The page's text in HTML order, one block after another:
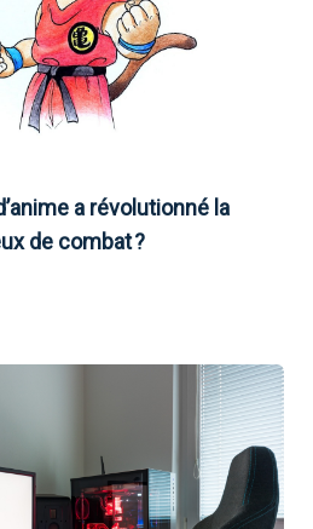
a révolutionné la
de combat ?